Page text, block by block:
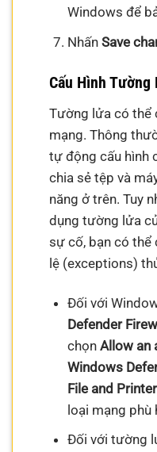
Windows để
Nhấn Save
Cấu Hình
Tường lửa có thể
mạng. Thông
tự động cấu hình
chia sẻ tệp và
năng ở trên. Tuy
dụng tường lửa
sự cố, bạn có thể
lệ (exceptions)
Đối với
Defender
chọn Allow an
Windows
File and
loại mạng phù
Đối với tường